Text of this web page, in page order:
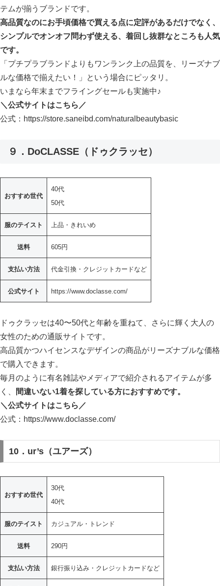
テムが揃うブランドです。
高品質なのにお手頃価格で買える点に定評があるだけでなく、
シンプルでオンオフ問わず使える、着回し抜群なところも人気
です。
「プチプラブランドよりもワンランク上の品質を、リーズナブ
ルな価格で揃えたい！」という場合にピッタリ。
いまなら年末までフライングセールも実施中♪
＼公式サイトはこちら／
公式：https://store.saneibd.com/naturalbeautybasic
９．DoCLASSE（ドゥクラッセ）
おすすめ世代
40代
50代
服のテイスト 上品・きれいめ
送料 605円
支払い方法 代金引換・クレジットカードなど
公式サイト https://www.doclasse.com/
ドゥクラッセは40〜50代と年齢を重ねて、さらに輝く大人の
女性のための通販サイトです。
高品質かつハイセンスなデザインの商品がリーズナブルな価格
で購入できます。
毎月のように有名雑誌やメディアで紹介されるアイテムが多
く、
間違いない1着を探している方におすすめです。
＼公式サイトはこちら／
公式：https://www.doclasse.com/
10．ur’s（ユアーズ）
おすすめ世代
30代
40代
服のテイスト カジュアル・トレンド
送料 290円
支払い方法 銀行振り込み・クレジットカードなど